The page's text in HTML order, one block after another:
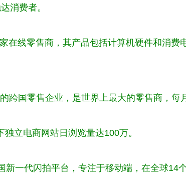
消费者。
在线零售商，其产品包括计算机硬件和消
跨国零售企业，是世界上最大的零售商，每
独立电商网站日浏览量达100万。
新一代闪拍平台，专注于移动端，在全球14